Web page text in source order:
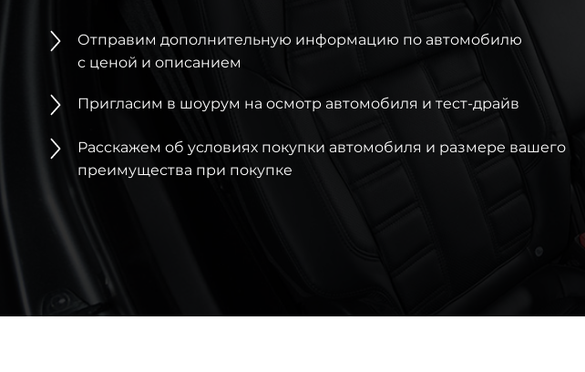
Отправим дополнительную информацию по автомобилю
с ценой и описанием
Пригласим в шоурум на осмотр автомобиля и тест-драйв
Расскажем об условиях покупки автомобиля и размере вашего
преимущества при покупке